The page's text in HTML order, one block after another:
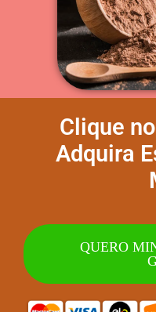
Clique
Adquira
QUERO